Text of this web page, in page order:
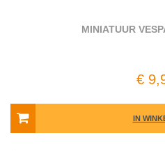
MINIATUUR
€
IN